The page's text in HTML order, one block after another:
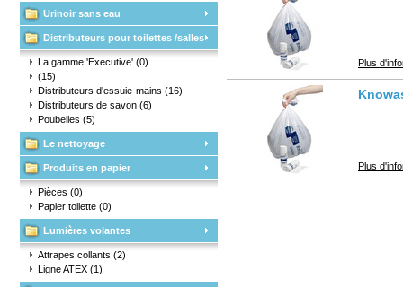
Urinoir sans eau
Distributeurs pour toilettes /salles
d'eauLa gamme 'Executive' (0)
(15)
Distributeurs d'essuie-mains (16)
Distributeurs de savon (6)
Poubelles (5)
Le nettoyage
Produits en papier
Pièces (0)
Papier toilette (0)
Lumières volantes
Attrapes collants (2)
Ligne ATEX (1)
Plus
Plus